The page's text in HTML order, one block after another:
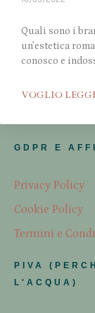
Quali sono i
un’estetica
conosco e
VOGLIO
GDPR E
Privacy Policy
Cookie Policy
Termini e
PIVA
L'ACQUA)